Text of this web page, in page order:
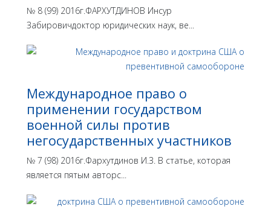
№ 8 (99) 2016г.ФАРХУТДИНОВ Инсур
Забировичдоктор юридических наук, ве...
Международное право о
применении государством
военной силы против
негосударственных участников
№ 7 (98) 2016г.Фархутдинов И.З. В статье, которая
является пятым авторс...